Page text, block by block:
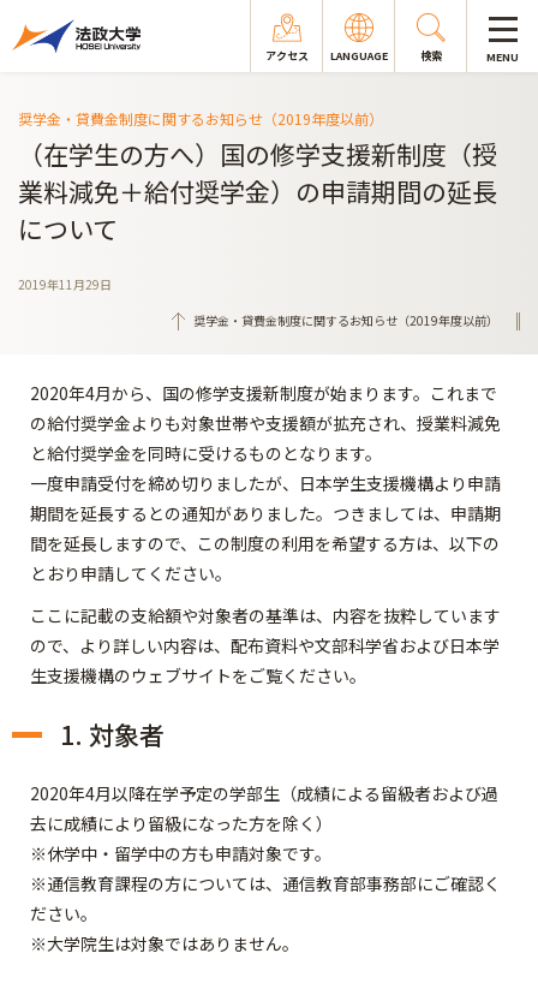
アクセス LANGUAGE 検索 MENU
奨学金・貸費金制度に関するお知らせ（2019年度以前）
（在学生の方へ）国の修学支援新制度（授
業料減免＋給付奨学金）の申請期間の延長
について
2019年11月29日
奨学金・貸費金制度に関するお知らせ（2019年度以前）
2020年4月から、国の修学支援新制度が始まります。これまで
の給付奨学金よりも対象世帯や支援額が拡充され、授業料減免
と給付奨学金を同時に受けるものとなります。
一度申請受付を締め切りましたが、日本学生支援機構より申請
期間を延長するとの通知がありました。つきましては、申請期
間を延長しますので、この制度の利用を希望する方は、以下の
とおり申請してください。
ここに記載の支給額や対象者の基準は、内容を抜粋しています
ので、より詳しい内容は、配布資料や文部科学省および日本学
生支援機構のウェブサイトをご覧ください。
1. 対象者
2020年4月以降在学予定の学部生（成績による留級者および過
去に成績により留級になった方を除く）
※休学中・留学中の方も申請対象です。
※通信教育課程の方については、通信教育部事務部にご確認く
ださい。
※大学院生は対象ではありません。